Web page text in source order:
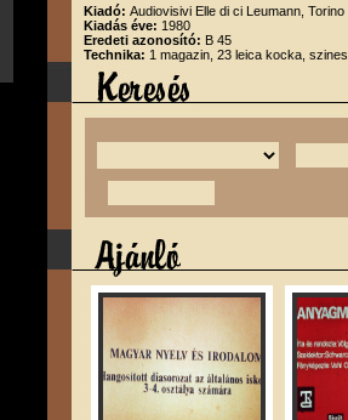
Kiadó: Audiovisivi Elle di ci Leumann, Torino
Kiadás éve: 1980
Eredeti azonosító: B 45
Technika: 1 magazin, 23 leica kocka, szines